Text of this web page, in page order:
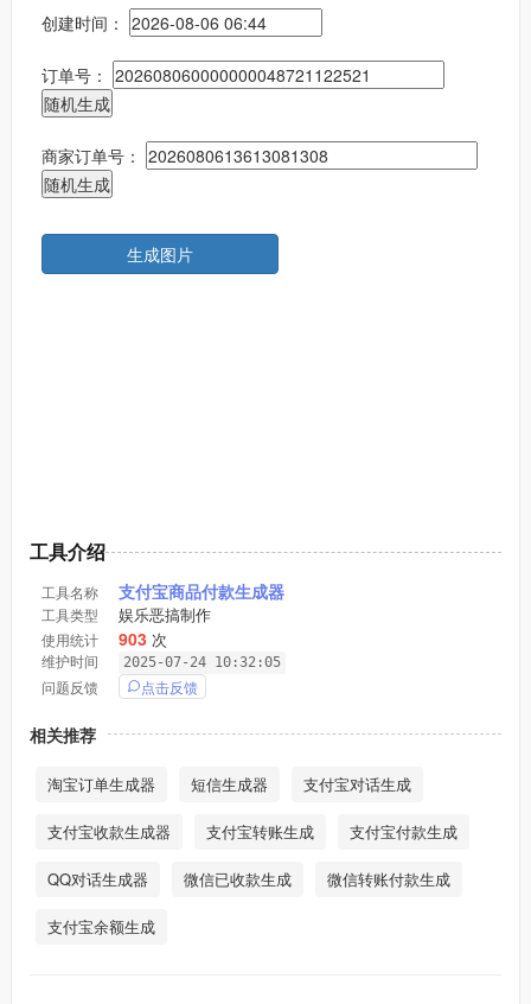
创建时间：
订单号：
商家订单号：
工具介绍
工具名称 支付宝商品付款生成器
工具类型 娱乐恶搞制作
使用统计 903次
维护时间 2025-07-24 10:32:05
问题反馈 点击反馈
相关推荐
淘宝订单生成器 短信生成器 支付宝对话生成
支付宝收款生成器 支付宝转账生成 支付宝付款生成
QQ对话生成器 微信已收款生成 微信转账付款生成
支付宝余额生成